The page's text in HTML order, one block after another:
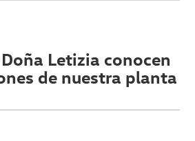
Letizia conocen
de nuestra planta